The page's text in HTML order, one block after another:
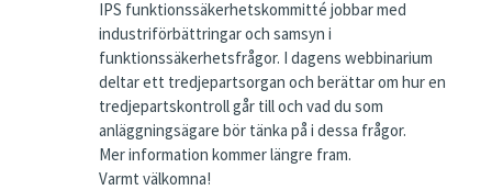
IPS funktionssäkerhetskommitté jobbar med
industriförbättringar och samsyn i
funktionssäkerhetsfrågor. I dagens webbinarium
deltar ett tredjepartsorgan och berättar om hur en
tredjepartskontroll går till och vad du som
anläggningsägare bör tänka på i dessa frågor.
Mer information kommer längre fram.
Varmt välkomna!